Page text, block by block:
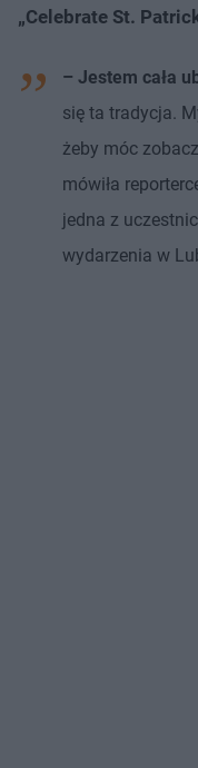
„Celebrate St.
– Jestem cała
się ta tradycja.
żeby móc
mówiła
jedna z
wydarzenia w